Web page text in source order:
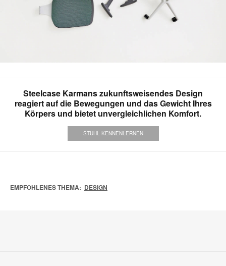
Steelcase Karmans zukunftsweisendes Design
reagiert auf die Bewegungen und das Gewicht Ihres
Körpers und bietet unvergleichlichen Komfort.
STUHL KENNENLERNEN
EMPFOHLENES THEMA: DESIGN